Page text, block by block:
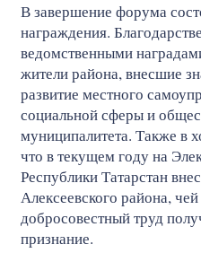
В завершение форума
награждения.
ведомственными
жители района, внесшие
развитие местного
социальной сферы и
муниципалитета. Также в
что в текущем году на
Республики Татарстан
Алексеевского района,
добросовестный труд
признание.